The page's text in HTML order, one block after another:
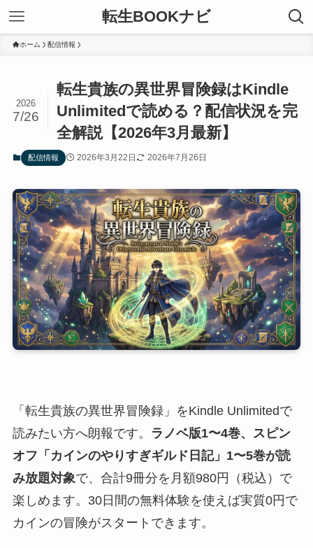
転生BOOKナビ
ホーム 配信情報
転生貴族の異世界冒険録はKindle
Unlimitedで読める？配信状況を完
全解説【2026年3月最新】
2026
7/26
配信情報 2026年3月22日 2026年7月26日
「転生貴族の異世界冒険録」をKindle Unlimitedで
読みたい方へ朗報です。
ラノベ版1〜4巻、スピン
オフ「カインのやりすぎギルド日記」1〜5巻が読
み放題対象で、合計9冊分を月額980円（税込）で
楽しめます。30日間の無料体験を使えば実質0円で
カインの冒険がスタートできます。